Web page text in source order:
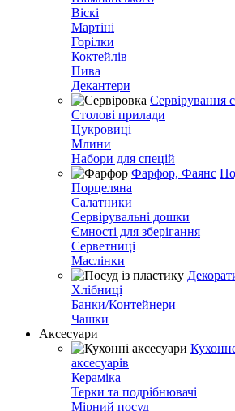
Віскі
Мартіні
Горілки
Коктейлів
Пива
Декантери
Сервірування
Столові прилади
Цукровиці
Млини
Набори для спецій
Фарфор, Фаянс
Порцеляна
Салатники
Сервірувальні дошки
Ємності для зберігання
Серветниці
Маслінки
Хлібниці
Банки/Контейнери
Чашки
Аксесуари
аксесуарів
Кераміка
Терки та подрібнювачі
Мірний посуд